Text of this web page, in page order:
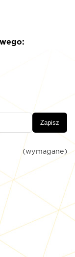
Zapisz
(wymagane)